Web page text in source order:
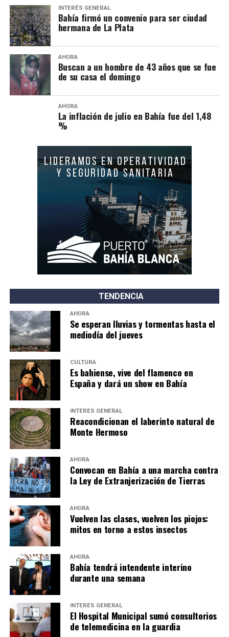
INTERÉS GENERAL
Bahía firmó un convenio para ser ciudad
hermana de La Plata
AHORA
Buscan a un hombre de 43 años que se fue
de su casa el domingo
AHORA
La inflación de julio en Bahía fue del 1,48
%
TENDENCIA
AHORA
Se esperan lluvias y tormentas hasta el
mediodía del jueves
CULTURA
Es bahiense, vive del flamenco en
España y dará un show en Bahía
INTERÉS GENERAL
Reacondicionan el laberinto natural de
Monte Hermoso
AHORA
Convocan en Bahía a una marcha contra
la Ley de Extranjerización de Tierras
AHORA
Vuelven las clases, vuelven los piojos:
mitos en torno a estos insectos
AHORA
Bahía tendrá intendente interino
durante una semana
INTERÉS GENERAL
El Hospital Municipal sumó consultorios
de telemedicina en la guardia